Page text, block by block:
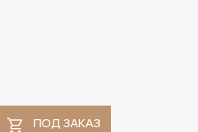
ПОД ЗАКАЗ